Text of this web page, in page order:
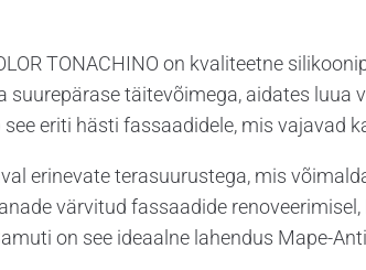
TONACHINO on kvaliteetne
suurepärase täitevõimega, aidates
eriti hästi fassaadidele, mis vajavad
erinevate terasuurustega, mis
värvitud fassaadide
on see ideaalne lahendus Mape-